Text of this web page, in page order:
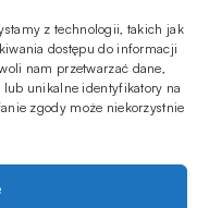
z technologii, takich jak
dostępu do informacji
nam przetwarzać dane,
unikalne identyfikatory na
zgody może niekorzystnie
безникотиновые
магазина